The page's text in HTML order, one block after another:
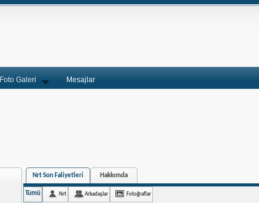
Foto Galeri Mesajlar
Nrt Son Faliyetleri Hakkımda
Tümü Nrt Arkadaşlar Fotoğraflar